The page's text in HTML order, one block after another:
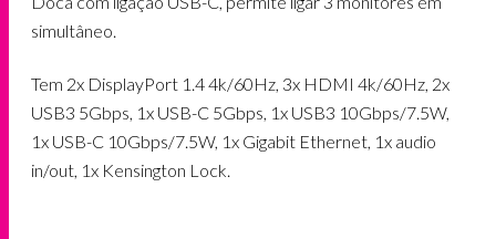
simultâneo.
Tem 2x DisplayPort 1.4 4k/60Hz, 3x HDMI 4k/60Hz, 2x
USB3 5Gbps, 1x USB-C 5Gbps, 1x USB3 10Gbps/7.5W,
1x USB-C 10Gbps/7.5W, 1x Gigabit Ethernet, 1x audio
in/out, 1x Kensington Lock.